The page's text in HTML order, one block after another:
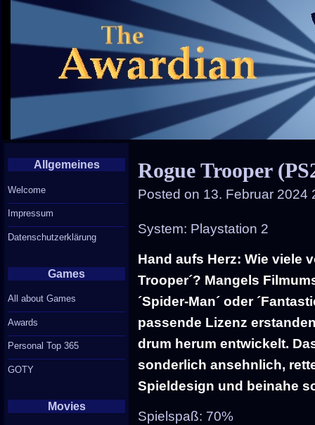
Rogue Trooper
Posted on 13. Februar 2024
System: Playstation 2
Hand aufs Herz: Wie viele
Trooper´? Mangels
´Spider-Man´ oder
passende Lizenz
drum herum entwickelt.
sonderlich ansehnlich,
Spieldesign und beinahe
Spielspaß: 70%
Allgemeines
Welcome
Impressum
Datenschutzerklärung
Games
All about Games
Awards
Personal Top 365
GOTY
Movies